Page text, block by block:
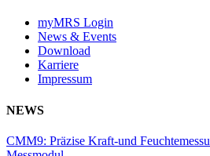
myMRS Login
News & Events
Download
Karriere
Impressum
NEWS
CMM9: Präzise Kraft-und